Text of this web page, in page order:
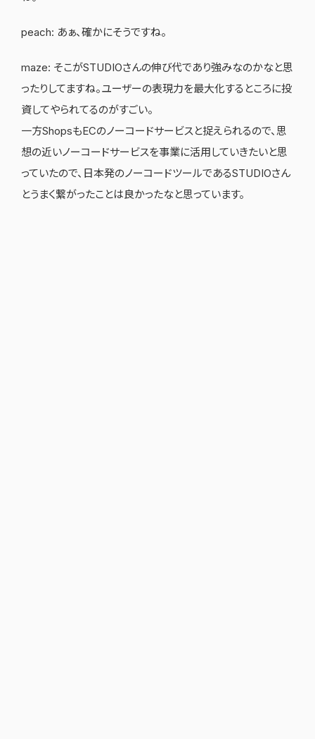
peach: あぁ、確かにそうですね。
maze: そこがSTUDIOさんの伸び代であり強みなのかなと思
ったりしてますね。ユーザーの表現力を最大化するところに投
資してやられてるのがすごい。
一方ShopsもECのノーコードサービスと捉えられるので、思
想の近いノーコードサービスを事業に活用していきたいと思
っていたので、日本発のノーコードツールであるSTUDIOさん
とうまく繋がったことは良かったなと思っています。